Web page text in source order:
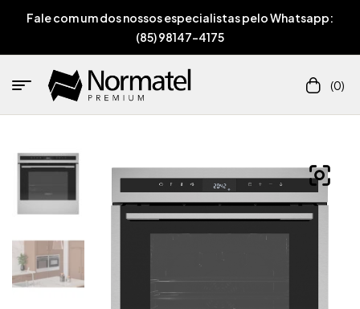
Fale com um dos nossos especialistas pelo Whatsapp:
(85) 98147-4175
(0)